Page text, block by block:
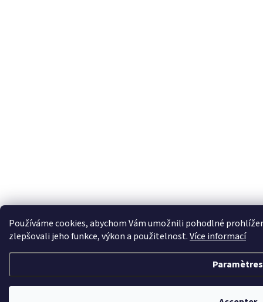
Používáme cookies, abychom Vám umožnili pohodlné
zlepšovali jeho funkce, výkon a použitelnost.Více informací
Paramètres